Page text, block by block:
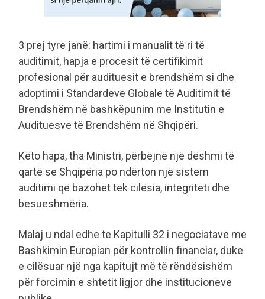
3 prej tyre janë: hartimi i manualit të ri të
auditimit, hapja e procesit të certifikimit
profesional për audituesit e brendshëm si dhe
adoptimi i Standardeve Globale të Auditimit të
Brendshëm në bashkëpunim me Institutin e
Audituesve të Brendshëm në Shqipëri.
Këto hapa, tha Ministri, përbëjnë një dëshmi të
qartë se Shqipëria po ndërton një sistem
auditimi që bazohet tek cilësia, integriteti dhe
besueshmëria.
Malaj u ndal edhe te Kapitulli 32 i negociatave me
Bashkimin Europian për kontrollin financiar, duke
e cilësuar një nga kapitujt më të rëndësishëm
për forcimin e shtetit ligjor dhe institucioneve